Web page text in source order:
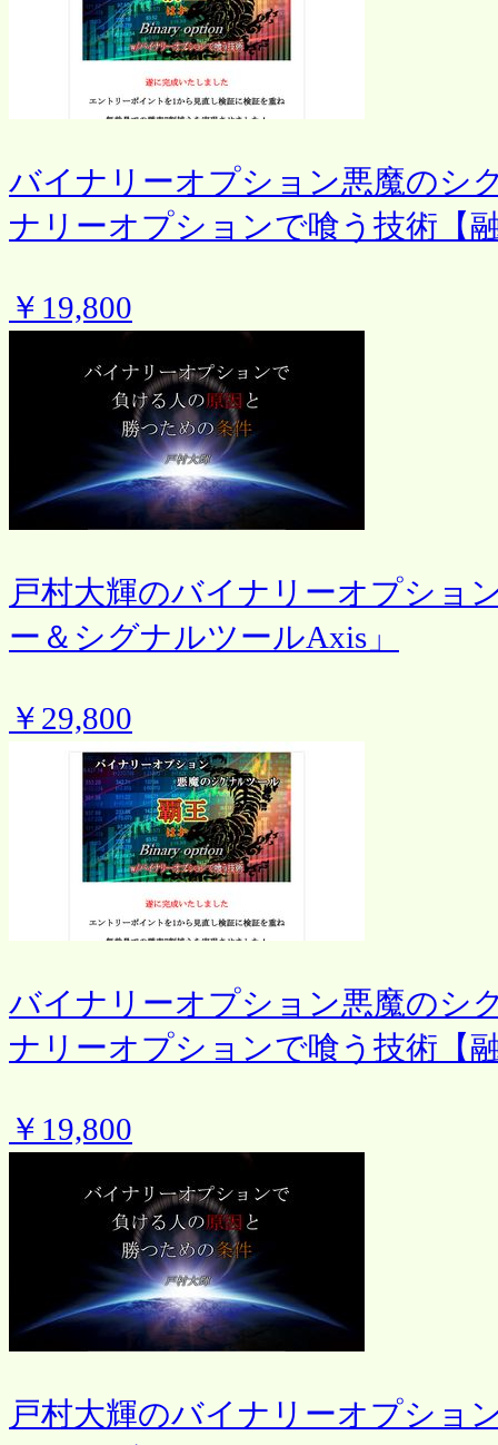
バイナリーオプション悪魔のシ
ナリーオプションで喰う技術【
￥19,800
戸村大輝のバイナリーオプショ
ー＆シグナルツールAxis」
￥29,800
バイナリーオプション悪魔のシ
ナリーオプションで喰う技術【
￥19,800
戸村大輝のバイナリーオプショ